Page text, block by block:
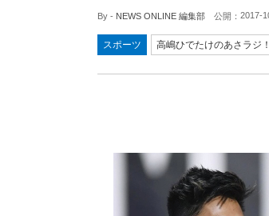
By - NEWS ONLINE 編集部 公開： 2017-
スポーツ 高嶋ひでたけのあさラジ！